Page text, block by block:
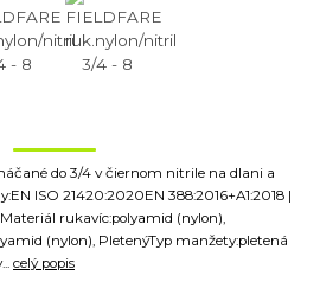
do 3/4 v čiernom nitrile na dlani a
ISO 21420:2020EN 388:2016+A1:2018 |
rukavíc:polyamid (nylon),
(nylon), PletenýTyp manžety:pletená
celý popis